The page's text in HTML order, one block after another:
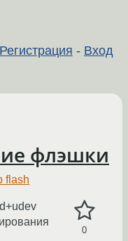
Регистрация - Вход
флэшки
flash
0